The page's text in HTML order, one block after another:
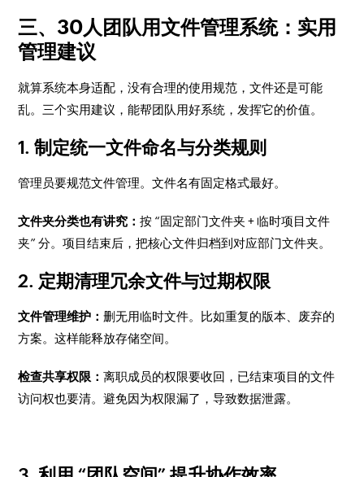
三、30人团队用文件管理系统： 实用
管理建议
就算系统本身适配，没有合理的使用规范，文件还是可能
乱。三个实用建议，能帮团队用好系统，发挥它的价值。
1. 制定统一文件命名与分类规则
管理员要规范文件管理。文件名有固定格式最好。
文件夹分类也有讲究：按 “固定部门文件夹 + 临时项目文件
夹” 分。项目结束后，把核心文件归档到对应部门文件夹。
2. 定期清理冗余文件与过期权限
文件管理维护：删无用临时文件。比如重复的版本、废弃的
方案。这样能释放存储空间。
检查共享权限：离职成员的权限要收回，已结束项目的文件
访问权也要清。避免因为权限漏了，导致数据泄露。